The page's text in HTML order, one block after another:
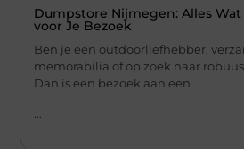
Dumpstore Nijmegen: Alles
voor Je Bezoek
Ben je een outdoorliefhebber,
memorabilia of op zoek naar
Dan is een bezoek aan een